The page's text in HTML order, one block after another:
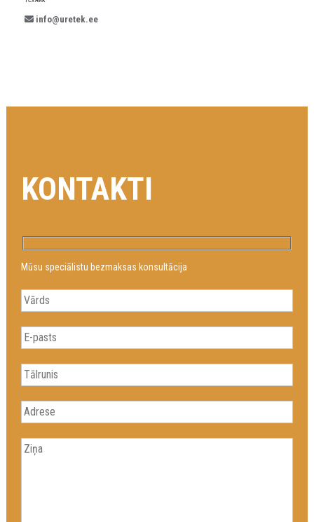
info@uretek.ee
KONTAKTI
Mūsu speciālistu bezmaksas konsultācija